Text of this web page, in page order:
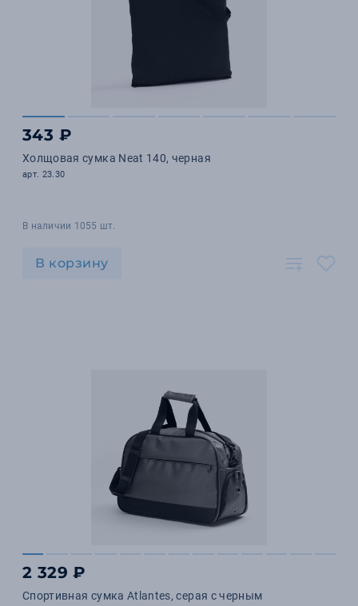
343 ₽
Холщовая сумка Neat 140, черная
арт. 23.30
В наличии 1055 шт.
В корзину
2 329 ₽
Спортивная сумка Atlantes, серая с черным